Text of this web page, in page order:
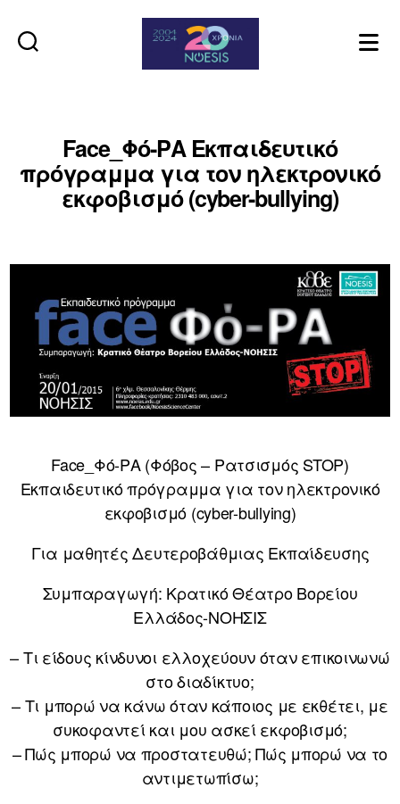
Face_Φό-ΡΑ Εκπαιδευτικό
πρόγραμμα για τον ηλεκτρονικό
εκφοβισμό (cyber-bullying)
Face_Φό-ΡΑ (Φόβος – Ρατσισμός STOP)
Εκπαιδευτικό πρόγραμμα για τον ηλεκτρονικό
εκφοβισμό (cyber-bullying)
Για μαθητές Δευτεροβάθμιας Εκπαίδευσης
Συμπαραγωγή: Κρατικό Θέατρο Βορείου
Ελλάδος-ΝΟΗΣΙΣ
– Τι είδους κίνδυνοι ελλοχεύουν όταν επικοινωνώ
στο διαδίκτυο;
– Τι μπορώ να κάνω όταν κάποιος με εκθέτει, με
συκοφαντεί και μου ασκεί εκφοβισμό;
– Πώς μπορώ να προστατευθώ; Πώς μπορώ να το
αντιμετωπίσω;